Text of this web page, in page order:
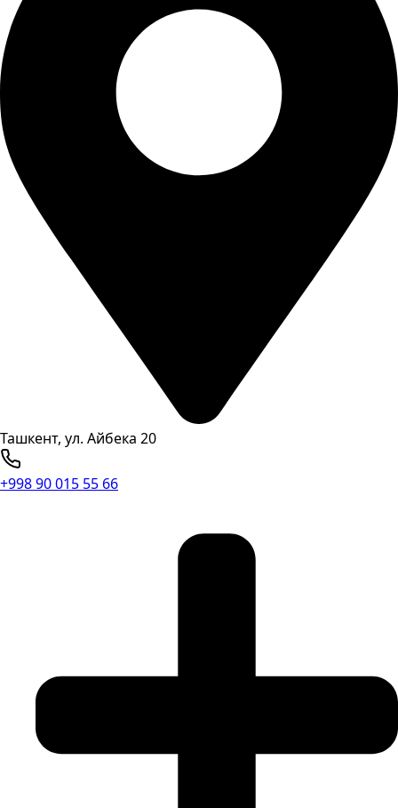
Ташкент, ул. Айбека 20
+998 90 015 55 66